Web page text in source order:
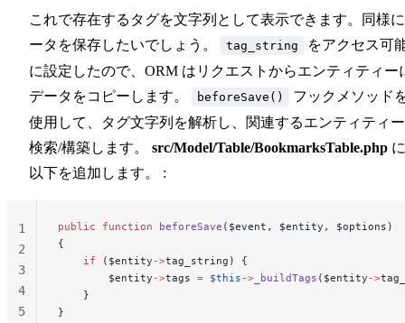
これで存在するタグを文字列として表示できます。同様
ータを保存したいでしょう。
tag_string
をアクセス可
に設定したので、ORM はリクエストからエンティティー
データをコピーします。
beforeSave()
フックメソッド
使用して、タグ文字列を解析し、関連するエンティティ
検索/構築します。 src/Model/Table/BookmarksTable.php に
以下を追加します。 :
public function beforeSave ($event, $entity, $options)
{
    if
($entity ->tag_string) {
        $entity
->tags = $this -> _buildTags ($entity ->
    }
}
1
2
3
4
5